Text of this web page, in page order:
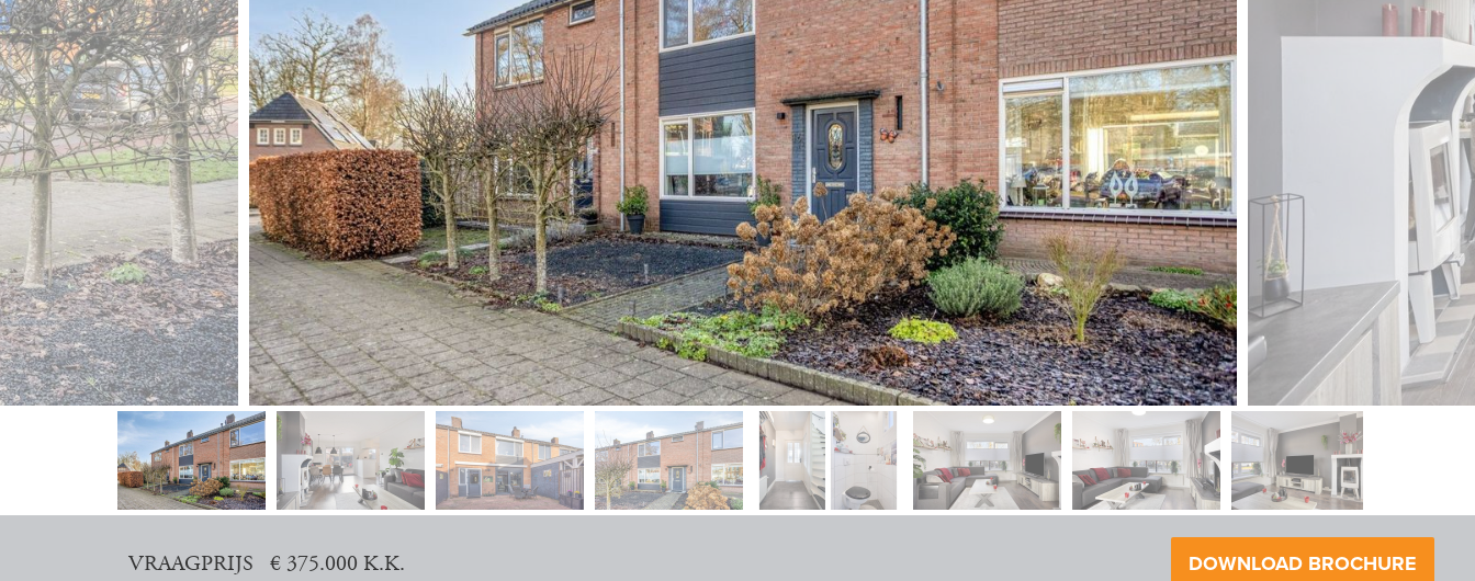
vorige volgende
vorige volgende
VRAAGPRIJS € 375.000 K.K. DOWNLOAD BROCHURE